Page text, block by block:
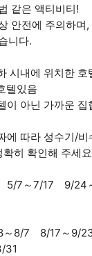
같은 액티비티!
안전에 주의하며
니다.
시내에 위치한
텔있음
이 아닌 가까운 집
에 따라 성수기/
히 확인해 주세
5/7～7/17 9/24
8/7 8/17～9/
31